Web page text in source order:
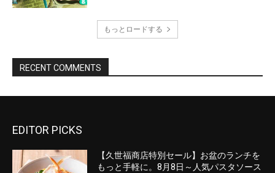
EDITOR PICKS
【久世福商店特別セール】お盆のランチを
もっと手軽に。8月8日～人気パスタソース